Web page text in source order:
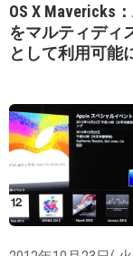
OS X Mavericks
をマルティディ
として利用可能